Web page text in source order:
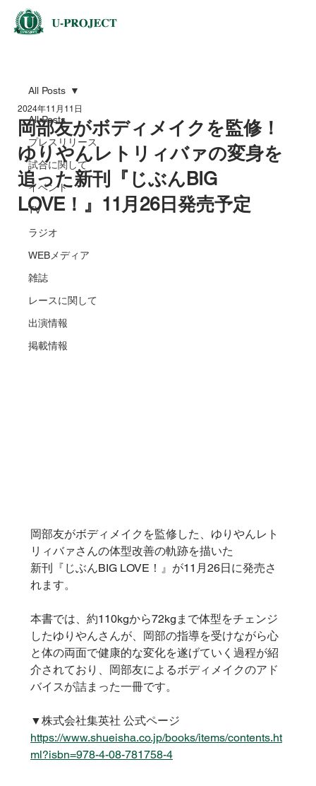
All Posts
プレスリリース
試合に関して
イベント
TV
ラジオ
WEBメディア
雑誌
レースに関して
出演情報
掲載情報
All Posts
岡部友がボディメイクを監修！
ゆりやんレトリィバァの変身を
追った新刊『じぶんBIG
LOVE！』11月26日発売予定
2024年11月11日
岡部友がボディメイクを監修した、ゆりやんレト
リィバァさんの体型改善の軌跡を描いた
新刊『じぶんBIG LOVE！』が11月26日に発売さ
れます。
本書では、約110kgから72kgまで体型をチェンジ
したゆりやんさんが、岡部の指導を受けながら心
と体の両面で健康的な変化を遂げていく過程が紹
介されており、岡部友によるボディメイクのアド
バイスが詰まった一冊です。
▼株式会社集英社 公式ページ
https://www.shueisha.co.jp/books/items/contents.ht
ml?isbn=978-4-08-781758-4